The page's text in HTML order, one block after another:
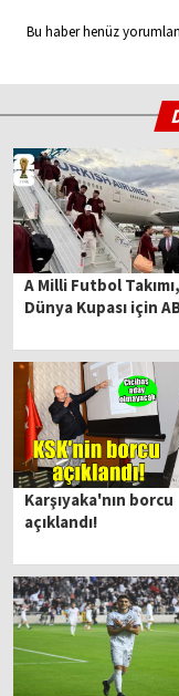
Bu haber henüz
A Milli Futbol Takımı,
Dünya Kupası için
Karşıyaka'nın borcu
açıklandı!